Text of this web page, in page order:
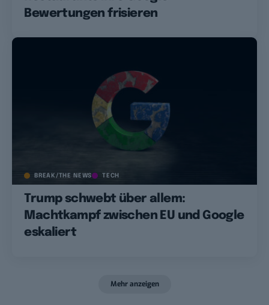
Bewertungen frisieren
BREAK/THE NEWS TECH
Trump schwebt über allem:
Machtkampf zwischen EU und Google
eskaliert
Mehr anzeigen